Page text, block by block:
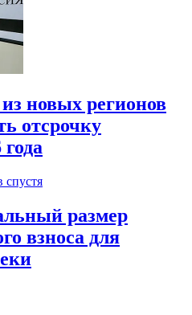
новых регионов
отсрочку
спустя
размер
взноса для